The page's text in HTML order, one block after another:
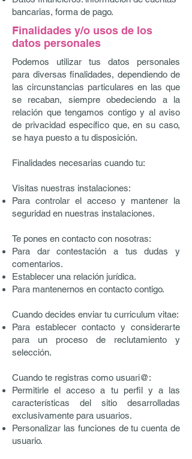
bancarias, forma de pago.
Finalidades y/o usos de los
datos personales
Podemos utilizar tus datos personales
para diversas finalidades, dependiendo de
las circunstancias particulares en las que
se recaban, siempre obedeciendo a la
relación que tengamos contigo y al aviso
de privacidad específico que, en su caso,
se haya puesto a tu disposición.
Finalidades necesarias cuando tu:
Visitas nuestras instalaciones:
Para controlar el acceso y mantener la
seguridad en nuestras instalaciones.
Te pones en contacto con nosotras:
Para dar contestación a tus dudas y
comentarios.
Establecer una relación jurídica.
Para mantenernos en contacto contigo.
Cuando decides enviar tu curriculum vitae:
Para establecer contacto y considerarte
para un proceso de reclutamiento y
selección.
Cuando te registras como usuari@:
Permitirle el acceso a tu perfil y a las
características del sitio desarrolladas
exclusivamente para usuarios.
Personalizar las funciones de tu cuenta de
usuario.